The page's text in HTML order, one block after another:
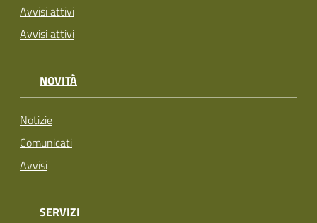
Avvisi attivi
Avvisi attivi
NOVITÀ
Notizie
Comunicati
Avvisi
SERVIZI